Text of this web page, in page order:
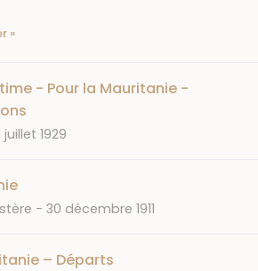
»
- Pour la Mauritanie -
juillet 1929
DATE
30 décembre 1911
– Départs